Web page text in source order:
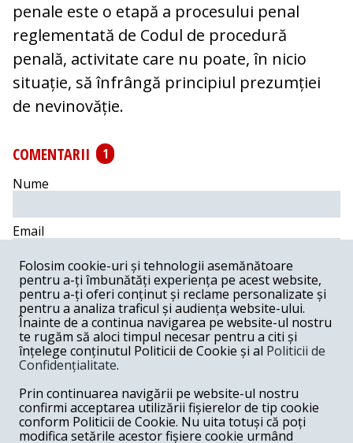
penale este o etapă a procesului penal
reglementată de Codul de procedură
penală, activitate care nu poate, în nicio
situație, să înfrângă principiul prezumției
de nevinovăție.
COMENTARII
1
Nume
Email
Comentariu
Postează comentariu
Nelamuritu' -02-22-2022
Daca prejudiciul este corect,rara avis in dosarele DNA,
de la ce suma se aresteaza ? Nu de alta dar altii au fost
Folosim cookie-uri și tehnologii asemănătoare
pentru a-ți îmbunătăți experiența pe acest website,
pentru a-ți oferi conținut și reclame personalizate și
pentru a analiza traficul și audiența website-ului.
Înainte de a continua navigarea pe website-ul nostru
te rugăm să aloci timpul necesar pentru a citi și
înțelege conținutul Politicii de Cookie și al Politicii de
Confidențialitate.
Prin continuarea navigării pe website-ul nostru
confirmi acceptarea utilizării fișierelor de tip cookie
conform Politicii de Cookie. Nu uita totuși că poți
modifica setările acestor fișiere cookie urmând